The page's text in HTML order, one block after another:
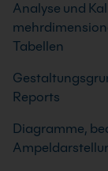
Analyse und
Tabellen
Reports
Diagramme,